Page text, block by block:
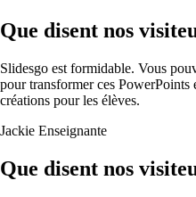
Que disent nos
Slidesgo est formidable. Vous
pour transformer ces PowerPoints
créations pour les élèves.
Jackie Enseignante
Que disent nos